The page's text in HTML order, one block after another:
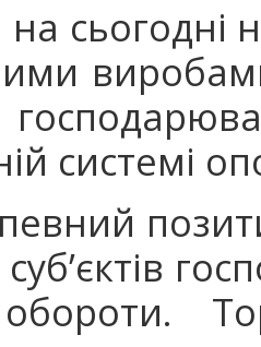
сьогодні
системі